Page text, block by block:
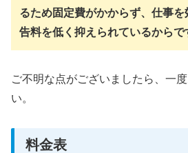
るため固定費がかからず、仕事
告料を低く抑えられているからで
ご不明な点がございましたら、一
い。
料金表